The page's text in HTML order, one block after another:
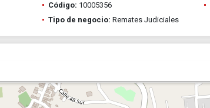
Código: 10005356
Tipo de negocio: Remates Judiciales